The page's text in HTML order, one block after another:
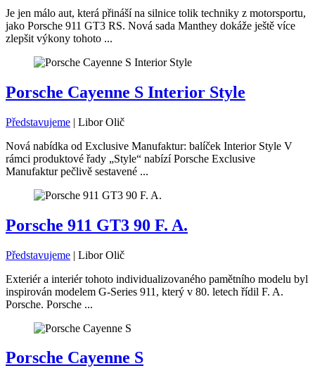
Je jen málo aut, která přináší na silnice tolik techniky z motorsportu,
jako Porsche 911 GT3 RS. Nová sada Manthey dokáže ještě více
zlepšit výkony tohoto ...
Porsche Cayenne S Interior Style
Představujeme | Libor Olič
Nová nabídka od Exclusive Manufaktur: balíček Interior Style V
rámci produktové řady „Style“ nabízí Porsche Exclusive
Manufaktur pečlivě sestavené ...
Porsche 911 GT3 90 F. A.
Představujeme | Libor Olič
Exteriér a interiér tohoto individualizovaného pamětního modelu byl
inspirován modelem G-Series 911, který v 80. letech řídil F. A.
Porsche. Porsche ...
Porsche Cayenne S